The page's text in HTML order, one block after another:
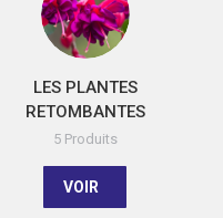
LES PLANTES
RETOMBANTES
5 Produits
VOIR